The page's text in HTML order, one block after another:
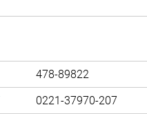
478-89822
0221-37970-207